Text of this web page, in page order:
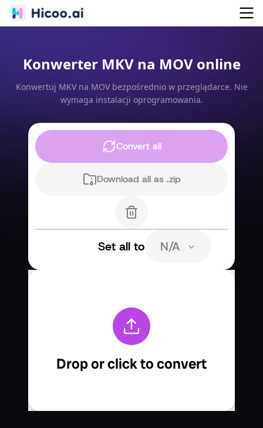
Konwerter MKV na MOV online
Konwertuj MKV na MOV bezpośrednio w przeglądarce. Nie
wymaga instalacji oprogramowania.